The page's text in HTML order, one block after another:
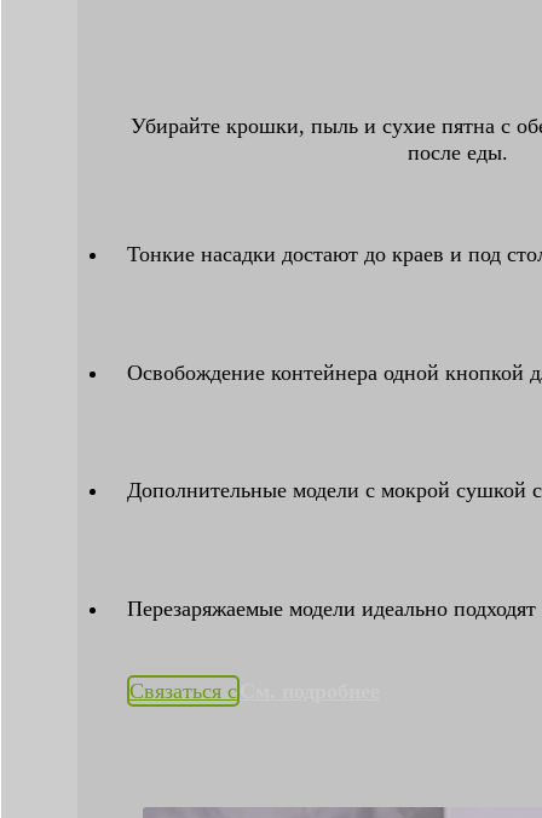
Убирайте крошки, пыль и сухие пятна с
после еды.
Тонкие насадки достают до краев и под
Освобождение контейнера одной кнопкой
Дополнительные модели с мокрой сушкой
Перезаряжаемые модели идеально
Связаться с